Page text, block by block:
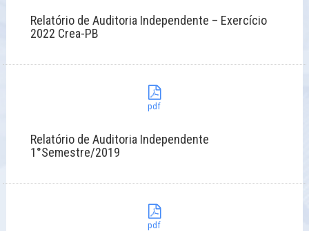
Relatório de Auditoria Independente – Exercício
2022 Crea-PB
pdf
Relatório de Auditoria Independente
1°Semestre/2019
pdf